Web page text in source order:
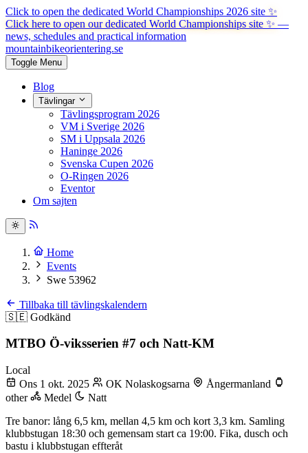
Click to open the dedicated World Championships 2026 site ✨
Click here to open our dedicated World Championships site ✨—
news, schedules and practical information
mountainbikeorientering.se
Toggle Menu
Blog
Tävlingar
Tävlingsprogram 2026
VM i Sverige 2026
SM i Uppsala 2026
Haninge 2026
Svenska Cupen 2026
O-Ringen 2026
Eventor
Om sajten
Home
Events
Swe 53962
Tillbaka till tävlingskalendern
🇸🇪 Godkänd
MTBO Ö-viksserien #7 och Natt-KM
Local
Ons 1 okt. 2025
OK Nolaskogsarna
Ångermanland
other
Medel
Natt
Tre banor: lång 6,5 km, mellan 4,5 km och kort 3,3 km. Samling
klubbstugan 18:30 och gemensam start ca 19:00. Fika, dusch och
bastu i klubbstugan effteråt